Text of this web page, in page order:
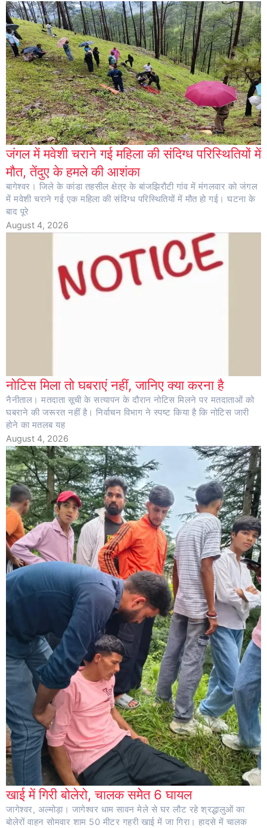
जंगल में मवेशी चराने गई महिला की संदिग्ध परिस्थितियों में
मौत, तेंदुए के हमले की आशंका
बागेश्वर। जिले के कांडा तहसील क्षेत्र के बांजझिरौटी गांव में मंगलवार को जंगल
में मवेशी चराने गई एक महिला की संदिग्ध परिस्थितियों में मौत हो गई। घटना के
बाद पूरे
August 4, 2026
नोटिस मिला तो घबराएं नहीं, जानिए क्या करना है
नैनीताल। मतदाता सूची के सत्यापन के दौरान नोटिस मिलने पर मतदाताओं को
घबराने की जरूरत नहीं है। निर्वाचन विभाग ने स्पष्ट किया है कि नोटिस जारी
होने का मतलब यह
August 4, 2026
खाई में गिरी बोलेरो, चालक समेेत 6 घायल
जागेश्वर, अल्मोड़ा। जागेश्वर धाम सावन मेले से घर लौट रहे श्रद्धालुओं का
बोलेरों वाहन सोमवार शाम 50 मीटर गहरी खाई में जा गिरा। हादसे में चालक